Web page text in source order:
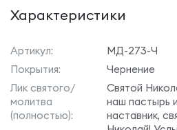
Характеристики
Артикул:
МД-273-Ч
Покрытия:
Чернение
Лик святого/
молитва
(полностью):
Святой
наш пастырь
наставник,